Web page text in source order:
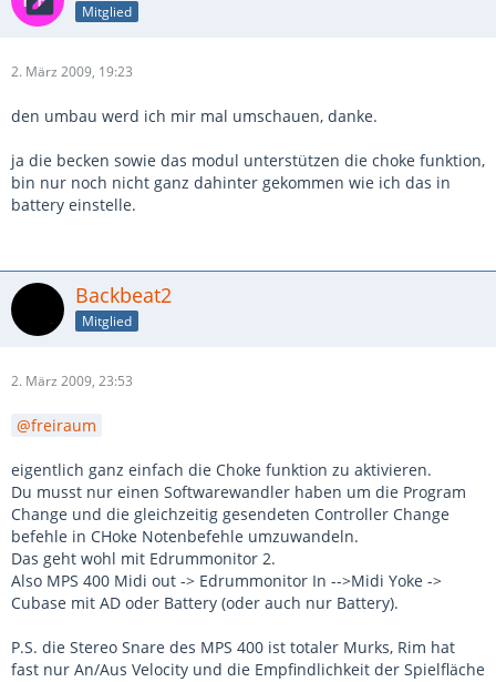
Mitglied
2. März 2009, 19:23
den umbau werd ich mir mal umschauen, danke.
ja die becken sowie das modul unterstützen die choke funktion,
bin nur noch nicht ganz dahinter gekommen wie ich das in
battery einstelle.
Backbeat2
Mitglied
2. März 2009, 23:53
freiraum
eigentlich ganz einfach die Choke funktion zu aktivieren.
Du musst nur einen Softwarewandler haben um die Program
Change und die gleichzeitig gesendeten Controller Change
befehle in CHoke Notenbefehle umzuwandeln.
Das geht wohl mit Edrummonitor 2.
Also MPS 400 Midi out -> Edrummonitor In -->Midi Yoke ->
Cubase mit AD oder Battery (oder auch nur Battery).
P.S. die Stereo Snare des MPS 400 ist totaler Murks, Rim hat
fast nur An/Aus Velocity und die Empfindlichkeit der Spielfläche